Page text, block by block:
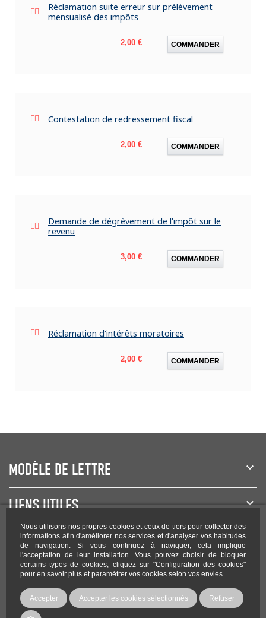
Nous utilisons nos propres cookies et ceux de tiers pour collecter des
informations afin d'améliorer nos services et d'analyser vos habitudes
de navigation. Si vous continuez à naviguer, cela implique
l'acceptation de leur installation. Vous pouvez choisir de bloquer
certains types de cookies, cliquez sur "Configuration des cookies"
pour en savoir plus et paramétrer vos cookies selon vos envies.
Accepter Accepter les cookies sélectionnés Refuser
Réclamation suite erreur sur prélèvement
mensualisé des impôts
Prix
2,00 € COMMANDER
Contestation de redressement fiscal
Prix
2,00 € COMMANDER
Demande de dégrèvement de l'impôt sur le
revenu
Prix
3,00 € COMMANDER
Réclamation d'intérêts moratoires
Prix
2,00 € COMMANDER
MODÈLE DE LETTRE
LIENS UTILES
NEWSLETTER